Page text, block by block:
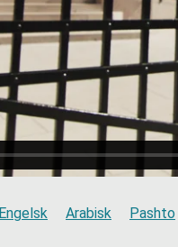
Engelsk Arabisk Pashto